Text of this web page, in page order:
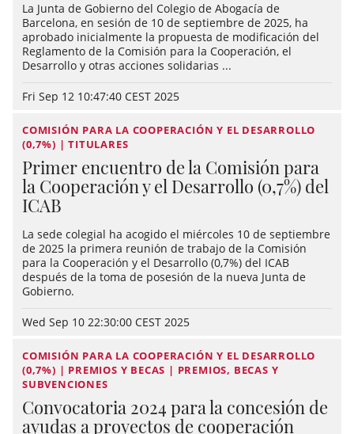
La Junta de Gobierno del Colegio de Abogacía de
Barcelona, en sesión de 10 de septiembre de 2025, ha
aprobado inicialmente la propuesta de modificación del
Reglamento de la Comisión para la Cooperación, el
Desarrollo y otras acciones solidarias ...
Fri Sep 12 10:47:40 CEST 2025
COMISIÓN PARA LA COOPERACIÓN Y EL DESARROLLO
(0,7%) | TITULARES
Primer encuentro de la Comisión para
la Cooperación y el Desarrollo (0,7%) del
ICAB
La sede colegial ha acogido el miércoles 10 de septiembre
de 2025 la primera reunión de trabajo de la Comisión
para la Cooperación y el Desarrollo (0,7%) del ICAB
después de la toma de posesión de la nueva Junta de
Gobierno.
Wed Sep 10 22:30:00 CEST 2025
COMISIÓN PARA LA COOPERACIÓN Y EL DESARROLLO
(0,7%) | PREMIOS Y BECAS | PREMIOS, BECAS Y
SUBVENCIONES
Convocatoria 2024 para la concesión de
ayudas a proyectos de cooperación